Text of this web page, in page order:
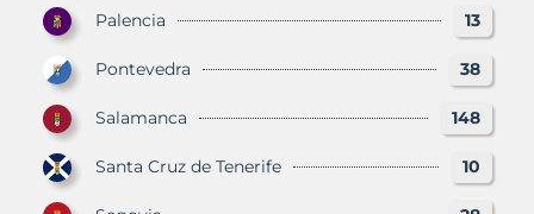
Palencia 13
Pontevedra 38
Salamanca 148
Santa Cruz de Tenerife 10